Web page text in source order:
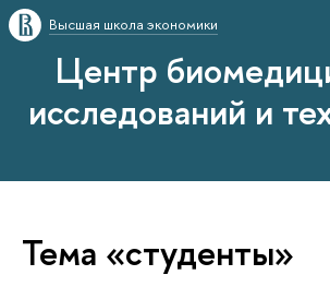
Высшая школа экономики
Центр
исследований и
Тема «студенты»